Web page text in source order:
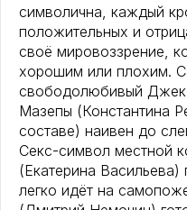
символична, каждый
положительных и
своё мировоззрение,
хорошим или плохим.
свободолюбивый Джек
Мазепы (Константина
составе) наивен до
Секс-символ местной
(Екатерина Васильева)
легко идёт на